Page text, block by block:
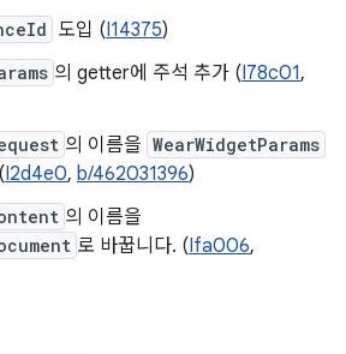
도입 (I14375)
의 getter에 주석 추가 (I78c01,
의 이름을 WearWidgetParams
I2d4e0, b/462031396)
의 이름을
로 바꿉니다. (Ifa006,